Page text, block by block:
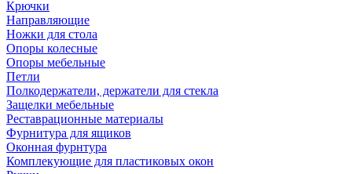
Крючки
Направляющие
Ножки для стола
Опоры колесные
Опоры мебельные
Петли
Полкодержатели, держатели для стекла
Защелки мебельные
Реставрационные материалы
Фурнитура для ящиков
Оконная фурнтура
Комплекующие для пластиковых окон